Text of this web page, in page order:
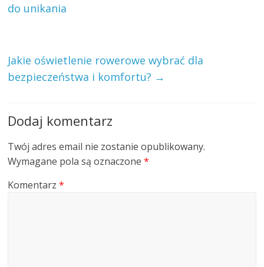
do unikania
Jakie oświetlenie rowerowe wybrać dla
bezpieczeństwa i komfortu? →
Dodaj komentarz
Twój adres email nie zostanie opublikowany.
Wymagane pola są oznaczone*
Komentarz*